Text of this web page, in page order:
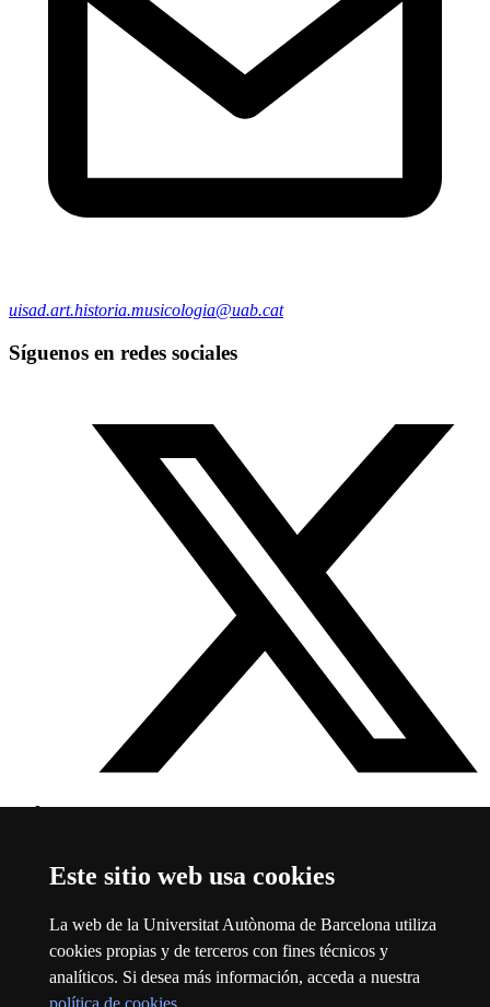
Este sitio web usa cookies
La web de la Universitat Autònoma de Barcelona utiliza
cookies propias y de terceros con fines técnicos y
analíticos. Si desea más información, acceda a nuestra
política de cookies
uisad.art.historia.musicologia@uab.cat
Síguenos en redes sociales
Sobre el web
Universitat Autònoma de Barcelona
Aviso legalEste enlace se abre en una nueva ventana
Protección de datosEste enlace se abre en una nueva ventana